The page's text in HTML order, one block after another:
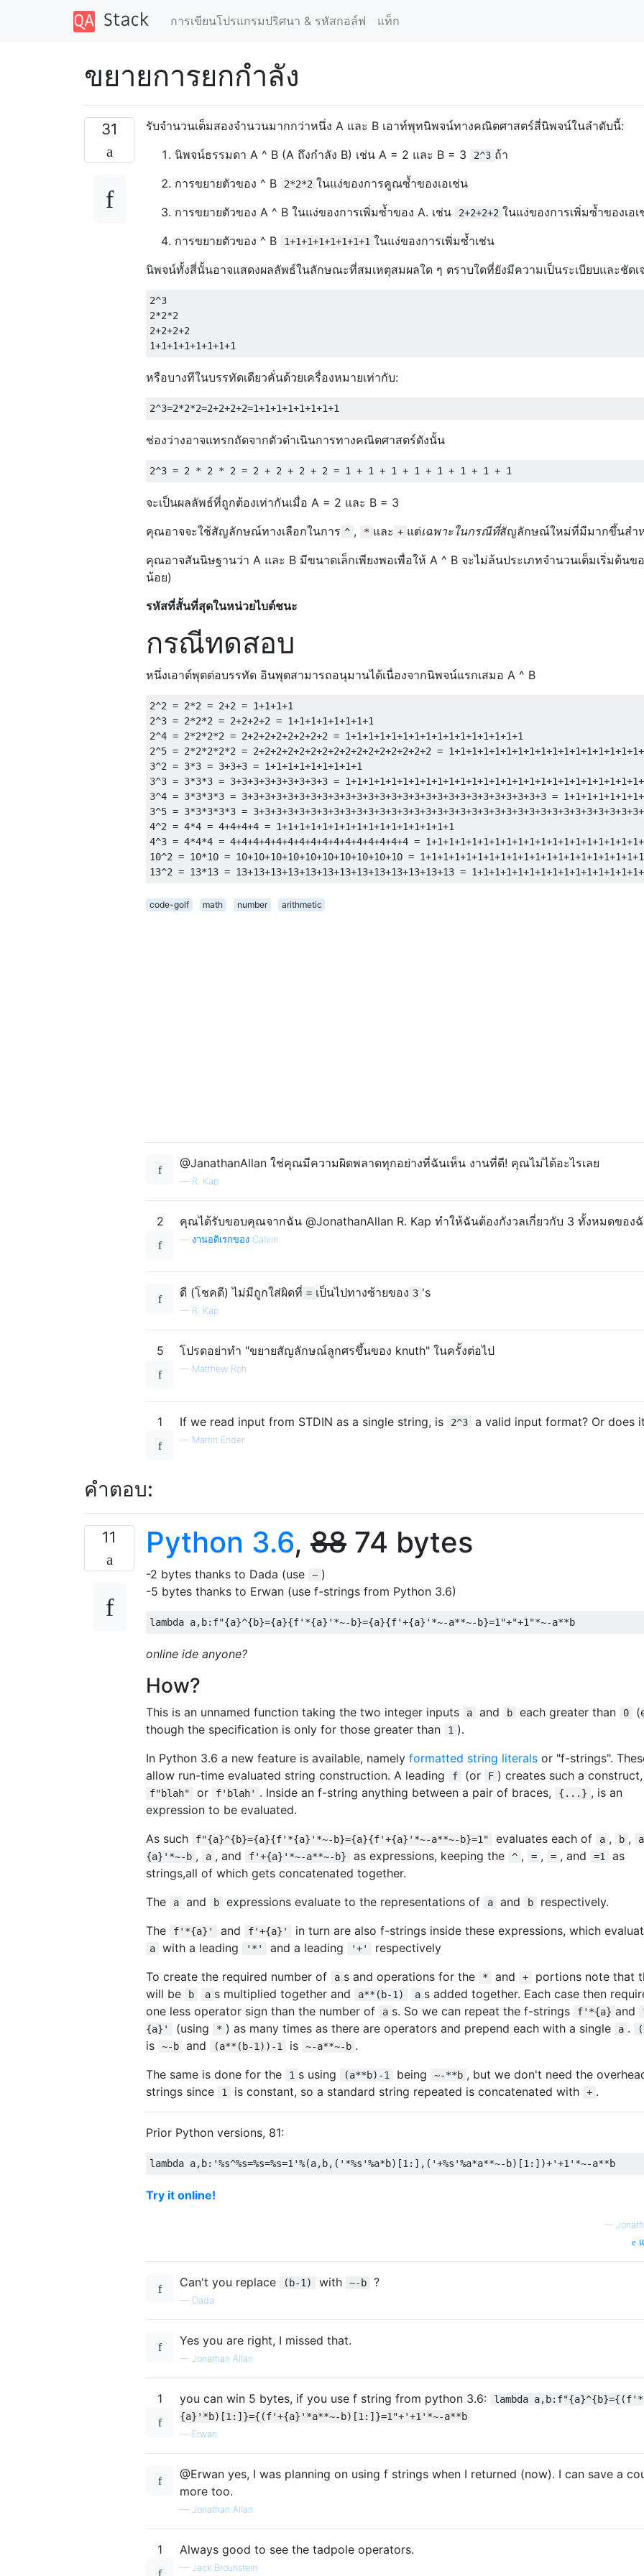
การเขียนโปรแกรมปริศนา & รหัสกอล์ฟ แท็ก
ขยายการยกกำลัง
31
รับจำนวนเต็มสองจำนวนมากกว่าหนึ่ง A และ B เอาท์พุทนิพจน์ทางคณิตศาสตร์สี่นิพจน์ในลำดับนี้:
นิพจน์ธรรมดา A ^ B (A ถึงกำลัง B) เช่น A = 2 และ B = 3
2^3 ถ้า
การขยายตัวของ ^ B
2*2*2 ในแง่ของการคูณซ้ำของเอเช่น
การขยายตัวของ A ^ B ในแง่ของการเพิ่มซ้ำของ A. เช่น
2+2+2+2 ในแง่ของการเพิ่มซ้ำของเอ
การขยายตัวของ ^ B
1+1+1+1+1+1+1+1 ในแง่ของการเพิ่มซ้ำเช่น
นิพจน์ทั้งสี่นั้นอาจแสดงผลลัพธ์ในลักษณะที่สมเหตุสมผลใด ๆ ตราบใดที่ยังมีความเป็นระเบียบและชัด
2^3
2*2*2
2+2+2+2
หรือบางทีในบรรทัดเดียวคั่นด้วยเครื่องหมายเท่ากับ:
ช่องว่างอาจแทรกถัดจากตัวดำเนินการทางคณิตศาสตร์ดังนั้น
จะเป็นผลลัพธ์ที่ถูกต้องเท่ากันเมื่อ A = 2 และ B = 3
คุณอาจจะใช้สัญลักษณ์ทางเลือกในการ ^ , * และ + แต่เฉพาะในกรณีที่สัญลักษณ์ใหม่ที่มีมากขึ้นสำ
คุณอาจสันนิษฐานว่า A และ B มีขนาดเล็กเพียงพอเพื่อให้ A ^ B จะไม่ล้นประเภทจำนวนเต็มเริ่มต้
น้อย)
รหัสที่สั้นที่สุดในหน่วยไบต์ชนะ
กรณีทดสอบ
หนึ่งเอาต์พุตต่อบรรทัด อินพุตสามารถอนุมานได้เนื่องจากนิพจน์แรกเสมอ A ^ B
2^2 = 2*2 = 2+2 = 1+1+1+1
2^3 = 2*2*2 = 2+2+2+2 = 1+1+1+1+1+1+1+1
2^4 = 2*2*2*2 = 2+2+2+2+2+2+2+2 = 1+1+1+1+1+1+1+1+1+1+1+1+1+1+1+1
2^5 = 2*2*2*2*2 = 2+2+2+2+2+2+2+2+2+2+2+2+2+2+2+2 =
3^2 = 3*3 = 3+3+3 = 1+1+1+1+1+1+1+1+1
3^3 = 3*3*3 = 3+3+3+3+3+3+3+3+3 =
3^4 = 3*3*3*3 = 3+3+3+3+3+3+3+3+3+3+3+3+3+3+3+3+3+3+3+3+3+3+3+3+3+3+3 =
3^5 = 3*3*3*3*3 =
4^2 = 4*4 = 4+4+4+4 = 1+1+1+1+1+1+1+1+1+1+1+1+1+1+1+1
4^3 = 4*4*4 = 4+4+4+4+4+4+4+4+4+4+4+4+4+4+4+4 =
10^2 = 10*10 = 10+10+10+10+10+10+10+10+10+10 =
code-golf math number arithmetic
@JanathanAllan ใช่คุณมีความผิดพลาดทุกอย่างที่ฉันเห็น งานที่ดี! คุณไม่ได้อะไรเลย
— R. Kap
2 คุณได้รับขอบคุณจากฉัน @JonathanAllan R. Kap ทำให้ฉันต้องกังวลเกี่ยวกับ 3 ทั้งหมดของ
งานอดิเรกของ Calvin
ดี (โชคดี) ไม่มีถูกใส่ผิดที่ = เป็นไปทางซ้ายของ 3 's
— R. Kap
5 โปรดอย่าทำ "ขยายสัญลักษณ์ลูกศรขึ้นของ knuth" ในครั้งต่อไป
— Matthew Roh
1 If we read input from STDIN as a single string, is 2^3 a valid input format? Or does
— Martin Ender
คำตอบ:
11 Python 3.6, 88 74 bytes
-2 bytes thanks to Dada (use ~ )
-5 bytes thanks to Erwan (use f-strings from Python 3.6)
lambda a,b: f"{a}^{b}={a}{f'*{a}'*~-b}={a}{f'+{a}'*~-a**~-b}=1"+"+1"*~-a**b
online ide anyone?
How?
This is an unnamed function taking the two integer inputs a and b each greater than 0
though the specification is only for those greater than
1 ).
In Python 3.6 a new feature is available, namely formatted string literals or "f-strings".
allow run-time evaluated string construction. A leading
f (or F ) creates such a
f"blah" or f'blah' . Inside an f-string anything between a pair of braces, {...} , is an
expression to be evaluated.
As such
f"{a}^{b}={a}{f'*{a}'*~-b}={a}{f'+{a}'*~-a**~-b}=1" evaluates each of a , b ,
a
{a}'*~-b , a , and f'+{a}'*~-a**~-b} as expressions, keeping the ^ , = , = , and =1
as
strings,all of which gets concatenated together.
The
a and b expressions evaluate to the representations of a and b
respectively.
The
f'*{a}' and f'+{a}' in turn are also f-strings inside these expressions, which
a with a leading '*' and a leading '+'
respectively
To create the required number of
a s and operations for the * and +
portions note that
will be
b a s multiplied together and a**(b-1) a s added together. Each case then
one less operator sign than the number of
a s. So we can repeat the f-strings f'*{a} and
{a}'
(using * ) as many times as there are operators and prepend each with a single a .
is ~-b and (a**(b-1))-1 is ~-a**~-b .
The same is done for the
1 s using (a**b)-1 being ~-**b , but we don't need the
strings since
1 is constant, so a standard string repeated is concatenated with + .
Prior Python versions, 81:
lambda a,b: '%s^%s=%s=%s=1'%(a,b,( '*%s'%a*b)[1 :],( '+%s'%a*a**~-b)[1 :])+'+1' *~-a**b
Try it online!
—
Can't you replace (b-1) with ~-b ?
— Dada
Yes you are right, I missed that.
— Jonathan Allan
1 you can win 5 bytes, if you use f string from python 3.6:
lambda a,b:f"{a}^{b}={(f'*
{a}'*b)[1:]}={(f'+{a}'*a**~-b)[1:]}=1"+'+1'*~-a**b
— Erwan
@Erwan yes, I was planning on using f strings when I returned (now). I can save a
more too.
— Jonathan Allan
1 Always good to see the tadpole operators.
— Jack Brounstein